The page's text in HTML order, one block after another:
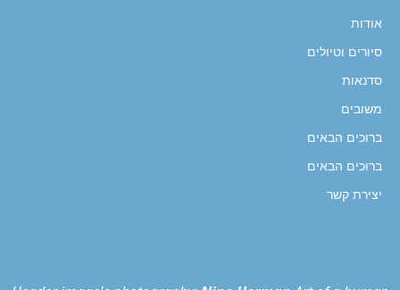
אודות
סיורים וטיולים
סדנאות
משובים
ברוכים הבאים
ברוכים הבאים
יצירת קשר